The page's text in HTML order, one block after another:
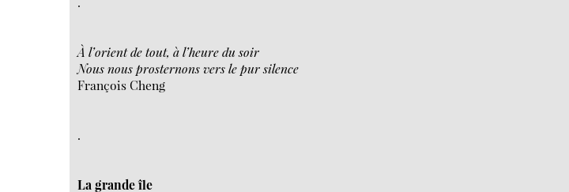
À l’orient de tout, à l’heure du soir
Nous nous prosternons vers le pur silence
François Cheng
.
La grande île